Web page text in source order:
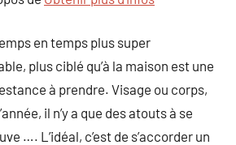
en temps plus super
plus ciblé qu’à la maison est une
à prendre. Visage ou corps,
il n’y a que des atouts à se
…. L’idéal, c’est de s’accorder un